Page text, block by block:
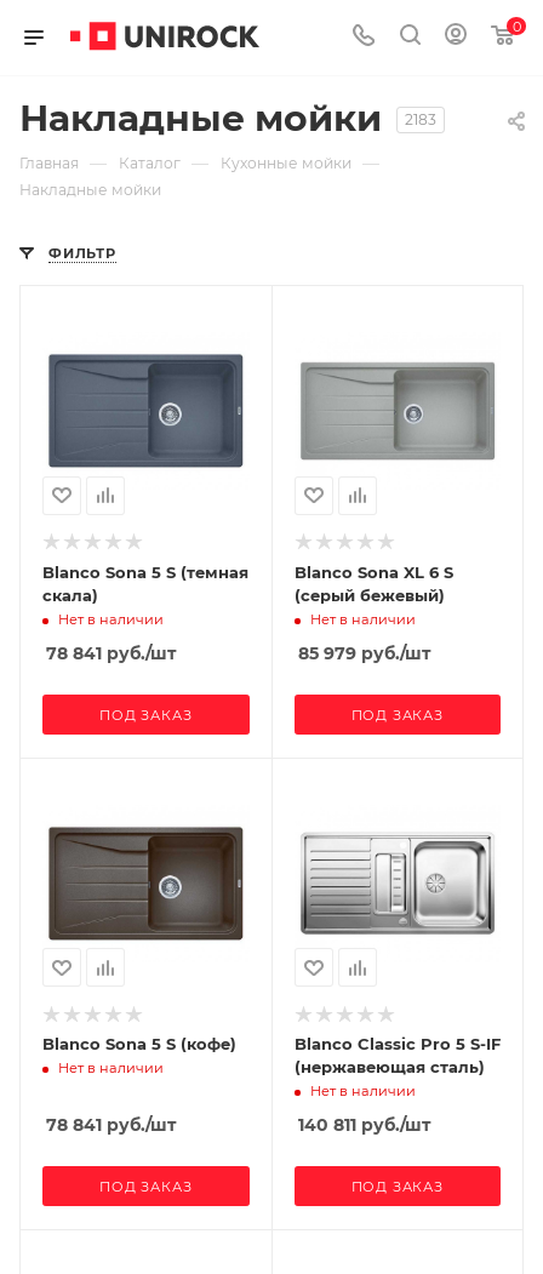
0
Накладные мойки 2183
Главная — Каталог — Кухонные мойки —
Накладные мойки
ФИЛЬТР
Blanco Sona 5 S (темная
скала)
Нет в наличии
78 841 руб./шт
ПОД ЗАКАЗ
Blanco Sona XL 6 S
(серый бежевый)
Нет в наличии
85 979руб./шт
ПОД ЗАКАЗ
Blanco Sona 5 S (кофе)
Нет в наличии
78 841 руб./шт
ПОД ЗАКАЗ
Blanco Classic Pro 5 S-IF
(нержавеющая сталь)
Нет в наличии
140 811руб./шт
ПОД ЗАКАЗ